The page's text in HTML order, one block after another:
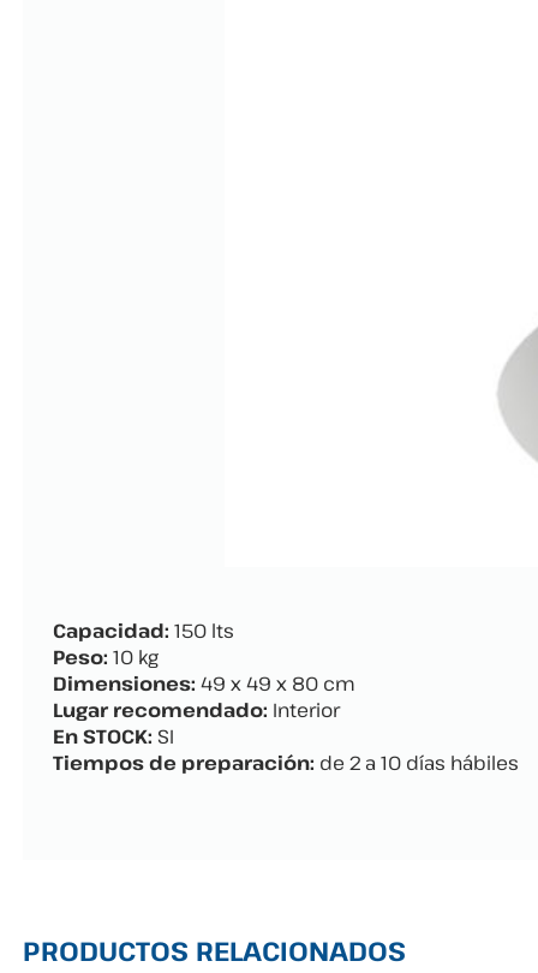
Capacidad: 150 lts
Peso: 10 kg
Dimensiones: 49 x 49 x 80 cm
Lugar recomendado: Interior
En STOCK: SI
Tiempos de preparación: de 2 a 10 días hábiles
PRODUCTOS RELACIONADOS